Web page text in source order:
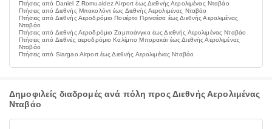
Πτήσεις από Daniel Z Romualdez Airport έως Διεθνής Αερολιμένας Νταβάο
Πτήσεις από Διεθνής Μπακολόντ έως Διεθνής Αερολιμένας Νταβάο
Πτήσεις από Διεθνής Αεροδρόμιο Πουέρτο Πρινσέσα έως Διεθνής Αερολιμένας
Νταβάο
Πτήσεις από Διεθνής Αεροδρόμιο Ζαμποάνγκα έως Διεθνής Αερολιμένας Νταβάο
Πτήσεις από Διεθνές αεροδρόμιο Καλίμπο Μπορακάι έως Διεθνής Αερολιμένας
Νταβάο
Πτήσεις από Siargao Airport έως Διεθνής Αερολιμένας Νταβάο
Δημοφιλείς διαδρομές ανά πόλη προς Διεθνής Αερολιμένας
Νταβάο